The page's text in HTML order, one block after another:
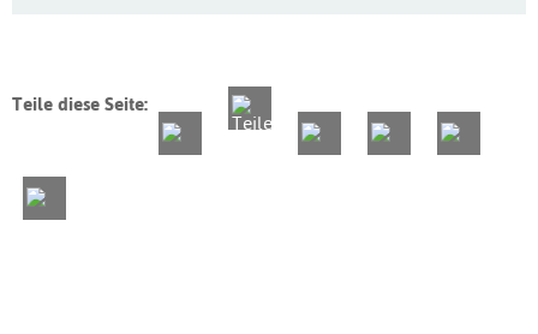
Teile diese Seite: